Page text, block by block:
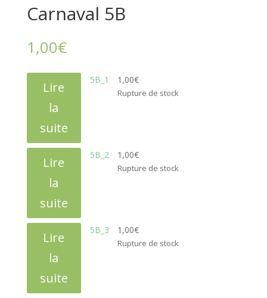
Carnaval 5B
1,00€
Lire
la
suite
5B_1 1,00€
Rupture de stock
Lire
la
suite
5B_2 1,00€
Rupture de stock
Lire
la
suite
5B_3 1,00€
Rupture de stock